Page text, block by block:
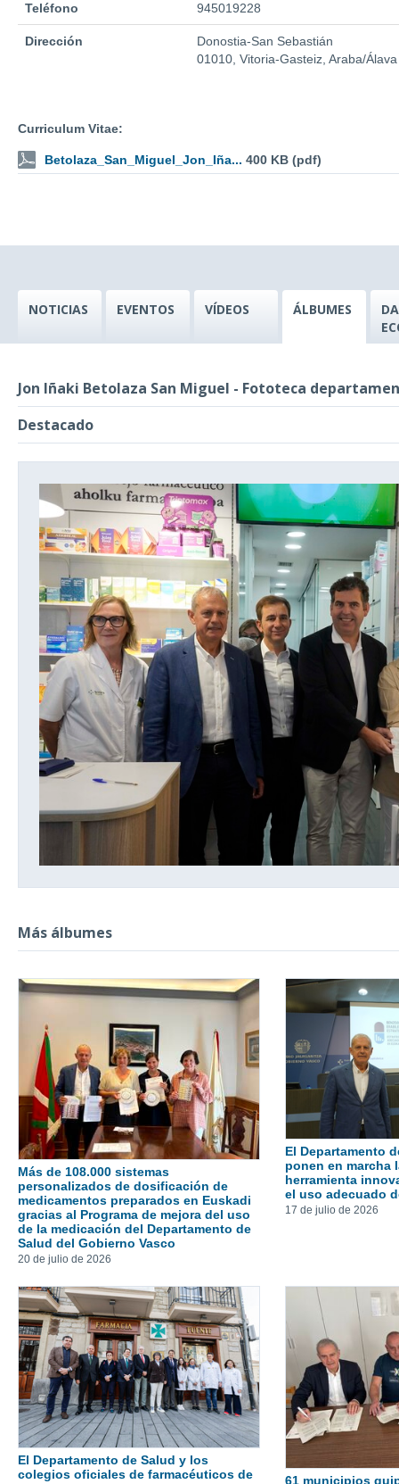
Teléfono 945019228
Dirección
Donostia-San Sebastián
01010, Vitoria-Gasteiz, Araba/Álava
Curriculum Vitae:
Betolaza_San_Miguel_Jon_Iña... 400 KB (pdf)
NOTICIAS EVENTOS VÍDEOS ÁLBUMES
Jon Iñaki Betolaza San Miguel - Fototeca
Destacado
Más álbumes
Más de 108.000 sistemas
personalizados de dosificación de
medicamentos preparados en Euskadi
gracias al Programa de mejora del uso
de la medicación del Departamento de
Salud del Gobierno Vasco
20 de julio de 2026
El Departamento
ponen en marcha
herramienta
el uso adecuado
17 de julio de 2026
El Departamento de Salud y los
colegios oficiales de farmacéuticos de
61 municipios